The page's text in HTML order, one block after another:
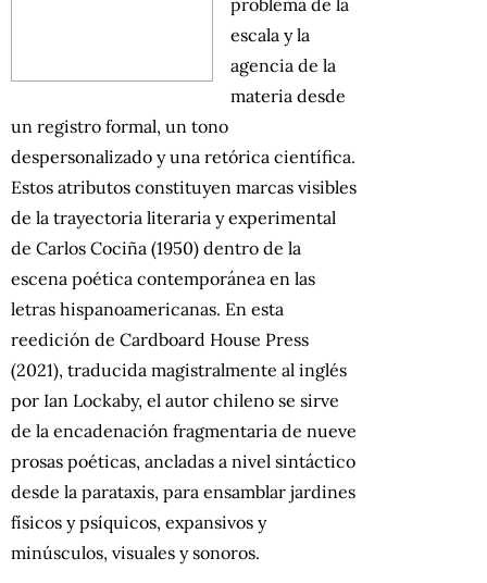
escala y la
agencia de la
materia desde
un registro formal, un tono
despersonalizado y una retórica científica.
Estos atributos constituyen marcas visibles
de la trayectoria literaria y experimental
de Carlos Cociña (1950) dentro de la
escena poética contemporánea en las
letras hispanoamericanas. En esta
reedición de Cardboard House Press
(2021), traducida magistralmente al inglés
por Ian Lockaby, el autor chileno se sirve
de la encadenación fragmentaria de nueve
prosas poéticas, ancladas a nivel sintáctico
desde la parataxis, para ensamblar jardines
físicos y psíquicos, expansivos y
minúsculos, visuales y sonoros.